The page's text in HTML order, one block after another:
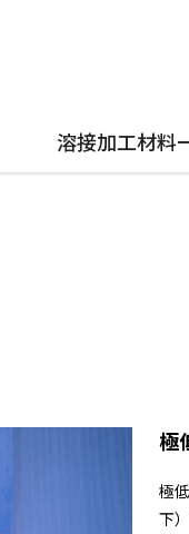
溶接加工材料
極
極
下